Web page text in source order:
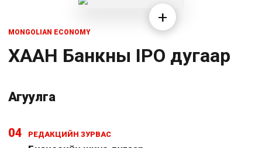
+
MONGOLIAN ECONOMY
ХААН Банкны IPO дугаар
Агуулга
04 РЕДАКЦИЙН ЗУРВАС